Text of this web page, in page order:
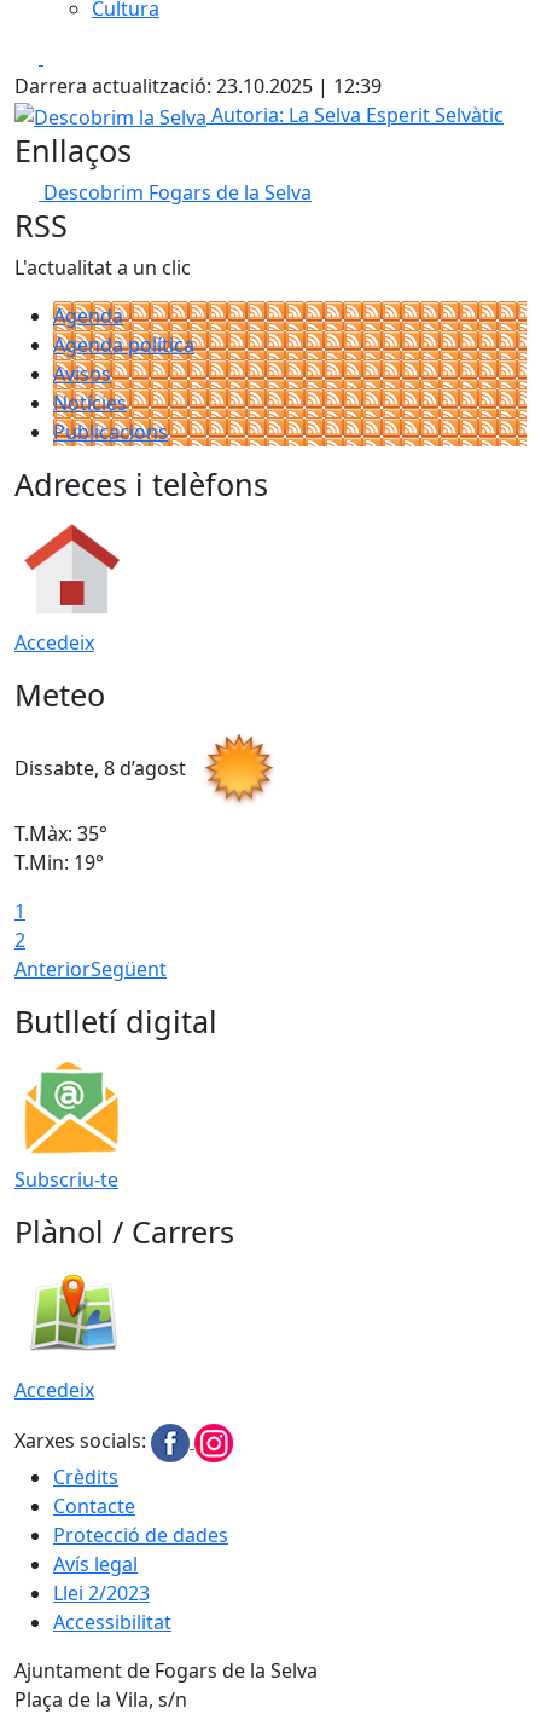
Cultura
Darrera actualització: 23.10.2025 | 12:39
Descobrim la Selva
Autoria: La Selva Esperit Selvàtic
Enllaços
Descobrim Fogars de la Selva
RSS
L'actualitat a un clic
Agenda
Agenda política
Avisos
Notícies
Publicacions
Adreces i telèfons
Accedeix
Meteo
Dissabte, 8 d’agost
T.Màx: 35°
T.Min: 19°
1
2
AnteriorSegüent
Butlletí digital
Subscriu-te
Plànol / Carrers
Accedeix
Xarxes socials:
Crèdits
Contacte
Protecció de dades
Avís legal
Llei 2/2023
Accessibilitat
Ajuntament de Fogars de la Selva
Plaça de la Vila, s/n